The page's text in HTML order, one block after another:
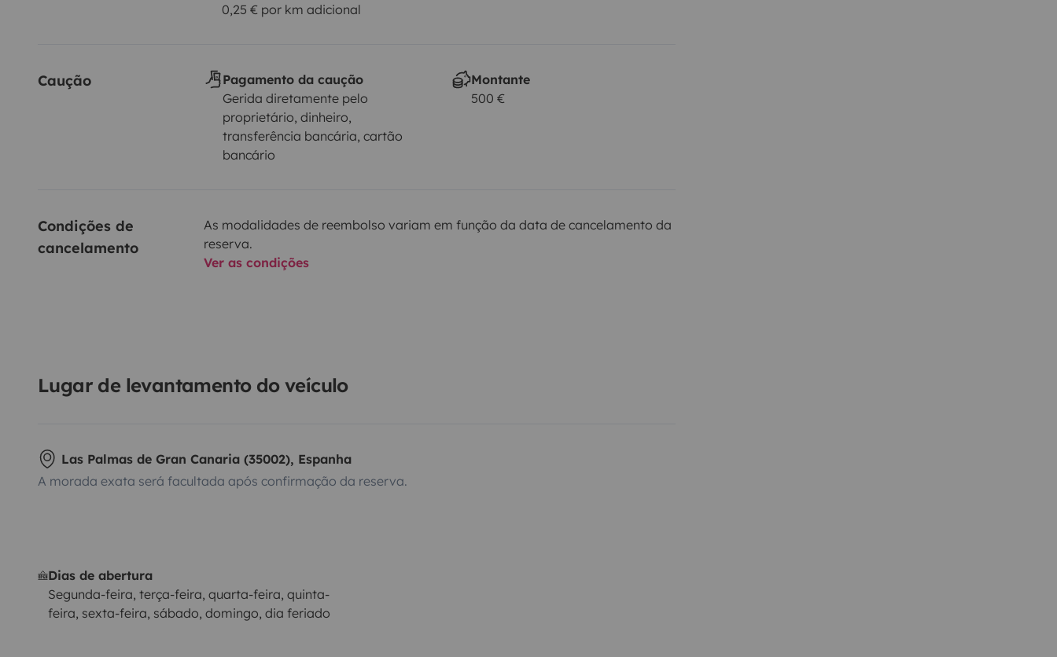
0,25 € por km adicional
Caução
Pagamento da caução
Gerida diretamente pelo
proprietário, dinheiro,
transferência bancária, cartão
bancário
Montante
500 €
Condições de
cancelamento
As modalidades de reembolso variam em função da data de cancelamento da
reserva.
Ver as condições
Lugar de levantamento do veículo
Las Palmas de Gran Canaria (35002), Espanha
A morada exata será facultada após confirmação da reserva.
Dias de abertura
Segunda-feira, terça-feira, quarta-feira, quinta-
feira, sexta-feira, sábado, domingo, dia feriado